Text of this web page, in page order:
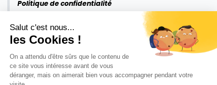
Salut c'est nous...
les Cookies !
On a attendu d'être sûrs que le contenu de
ce site vous intéresse avant de vous
déranger, mais on aimerait bien vous accompagner pendant votre
Politique de confidentialité